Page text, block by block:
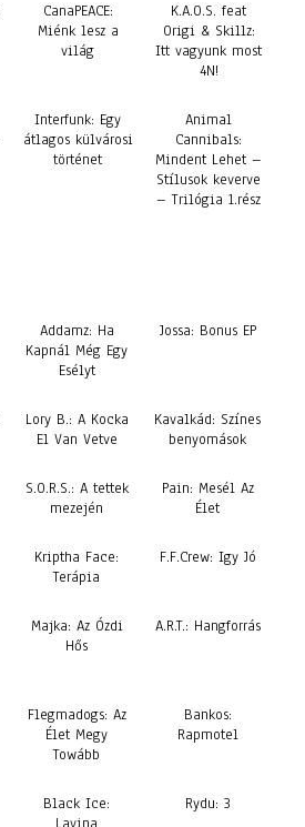
CanaPEACE:
Miénk lesz a
világ
K.A.O.S. feat
Origi & Skillz:
Itt vagyunk most
4N!
Interfunk: Egy
átlagos külvárosi
történet
Animal
Cannibals:
Mindent Lehet –
Stílusok keverve
– Trilógia 1.rész
Addamz: Ha
Kapnál Még Egy
Esélyt
Jossa: Bonus EP
Lory B.: A Kocka
El Van Vetve
Kavalkád: Színes
benyomások
S.O.R.S.: A tettek
mezején
Pain: Mesél Az
Élet
Kriptha Face:
Terápia
F.F.Crew: Igy Jó
Majka: Az Ózdi
Hős
A.R.T.: Hangforrás
Flegmadogs: Az
Élet Megy
Towább
Bankos:
Rapmotel
Black Ice:
Rydu: 3